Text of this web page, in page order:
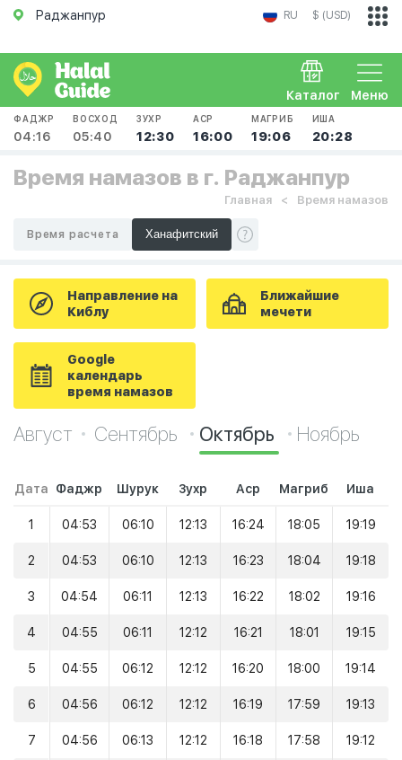
Раджанпур RU $ (USD)
Меню
Каталог
ФАДЖР
04:16
ВОСХОД
05:40
ЗУХР
12:30
АСР
16:00
МАГРИБ
19:06
ИША
20:28
Время намазов в г. Раджанпур
Главная Время намазов
Время расчета
Направление на
Киблу
Ближайшие
мечети
Google
календарь
время намазов
Август Сентябрь Октябрь Ноябрь
Дата Фаджр Шурук Зухр Аср Магриб Иша
1 04:53 06:10 12:13 16:24 18:05 19:19
2 04:53 06:10 12:13 16:23 18:04 19:18
3 04:54 06:11 12:13 16:22 18:02 19:16
4 04:55 06:11 12:12 16:21 18:01 19:15
5 04:55 06:12 12:12 16:20 18:00 19:14
6 04:56 06:12 12:12 16:19 17:59 19:13
7 04:56 06:13 12:12 16:18 17:58 19:12